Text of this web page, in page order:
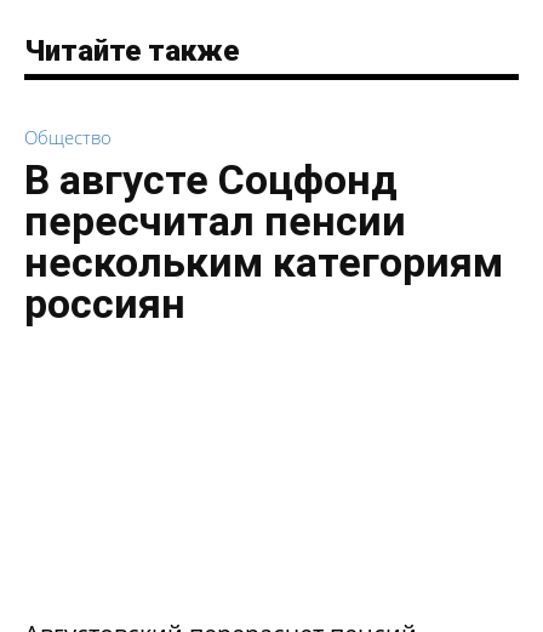
Читайте также
Общество
В августе Соцфонд
пересчитал пенсии
нескольким категориям
россиян